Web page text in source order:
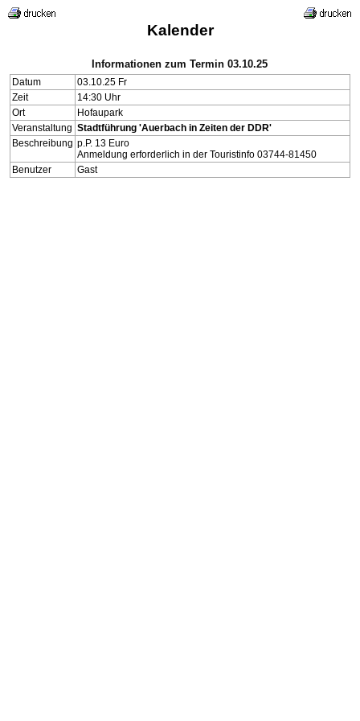
Kalender
Informationen zum Termin 03.10.25
Datum
03.10.25 Fr
Zeit
14:30 Uhr
Ort
Hofaupark
Veranstaltung Stadtführung 'Auerbach in Zeiten der DDR'
Beschreibung p.P. 13 Euro
Anmeldung erforderlich in der Touristinfo 03744-81450
Benutzer
Gast